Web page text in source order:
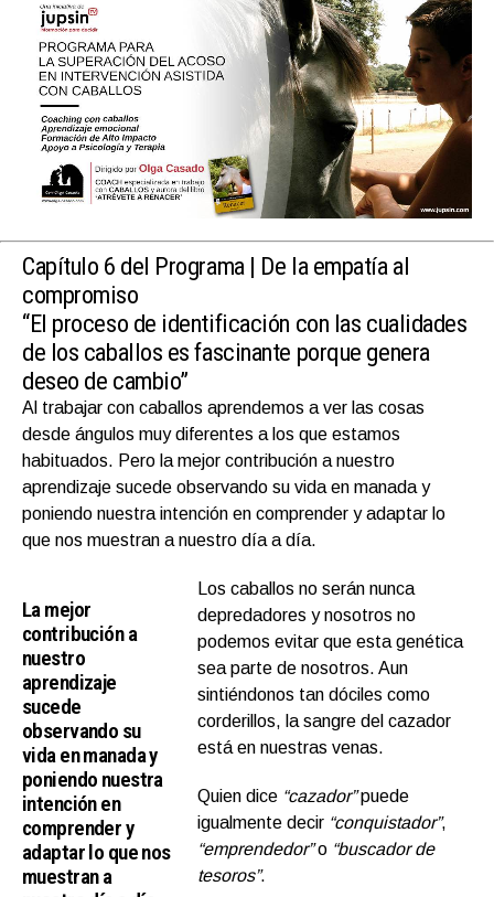
Capítulo 6 del Programa | De la empatía al
compromiso
“El proceso de identificación con las cualidades
de los caballos es fascinante porque genera
deseo de cambio”
Al trabajar con caballos aprendemos a ver las cosas
desde ángulos muy diferentes a los que estamos
habituados. Pero la mejor contribución a nuestro
aprendizaje sucede observando su vida en manada y
poniendo nuestra intención en comprender y adaptar lo
que nos muestran a nuestro día a día.
La mejor
contribución a
nuestro
aprendizaje
sucede
observando su
vida en manada y
poniendo nuestra
intención en
comprender y
adaptar lo que nos
muestran a
Los caballos no serán nunca
depredadores y nosotros no
podemos evitar que esta genética
sea parte de nosotros. Aun
sintiéndonos tan dóciles como
corderillos, la sangre del cazador
está en nuestras venas.
Quien dice “cazador”puede
igualmente decir “conquistador”,
“emprendedor”o “buscador de
tesoros”.